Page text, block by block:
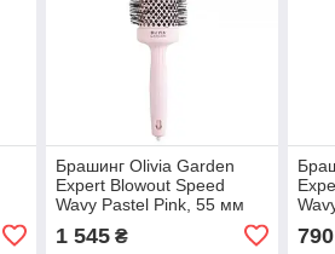
Брашинг Olivia Garden
Expert Blowout Speed
Wavy Pastel Pink, 55 мм
1 545₴ 790